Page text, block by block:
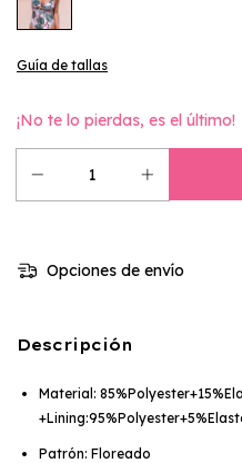
Guía de tallas
¡No te lo pierdas, es el último!
Opciones de envío
Descripción
Material:
Patrón: Floreado